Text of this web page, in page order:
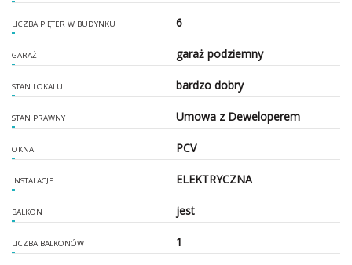
LICZBA PIĘTER W BUDYNKU 6
GARAŻ garaż podziemny
STAN LOKALU bardzo dobry
STAN PRAWNY Umowa z Deweloperem
OKNA PCV
INSTALACJE ELEKTRYCZNA
BALKON jest
LICZBA BALKONÓW 1